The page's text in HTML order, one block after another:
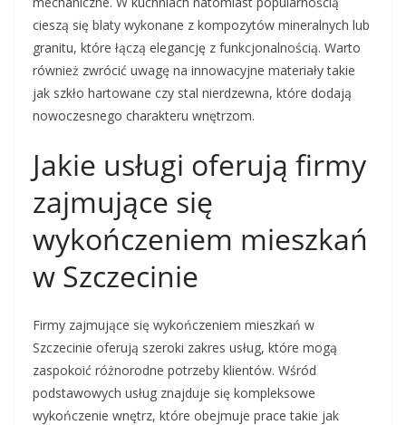
cieszą się blaty wykonane z kompozytów mineralnych lub
granitu, które łączą elegancję z funkcjonalnością. Warto
również zwrócić uwagę na innowacyjne materiały takie
jak szkło hartowane czy stal nierdzewna, które dodają
nowoczesnego charakteru wnętrzom.
Jakie usługi oferują firmy
zajmujące się
wykończeniem mieszkań
w Szczecinie
Firmy zajmujące się wykończeniem mieszkań w
Szczecinie oferują szeroki zakres usług, które mogą
zaspokoić różnorodne potrzeby klientów. Wśród
podstawowych usług znajduje się kompleksowe
wykończenie wnętrz, które obejmuje prace takie jak